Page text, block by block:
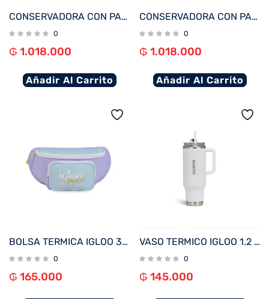
CONSERVADORA CON PARLANTE IGLOO 13L KOOLTUNES ROSA 27733
0
₲ 1.018.000
Añadir Al Carrito
CONSERVADORA CON PARLANTE IGLOO 13L KOOLTUNES JADE 27735
0
₲ 1.018.000
Añadir Al Carrito
BOLSA TERMICA IGLOO 3 LATAS FUNNY PACK RETRO LILA 63078
0
₲ 165.000
VASO TERMICO IGLOO 1.2 LITROS BLANCO C/PAJITA 71226
0
₲ 145.000